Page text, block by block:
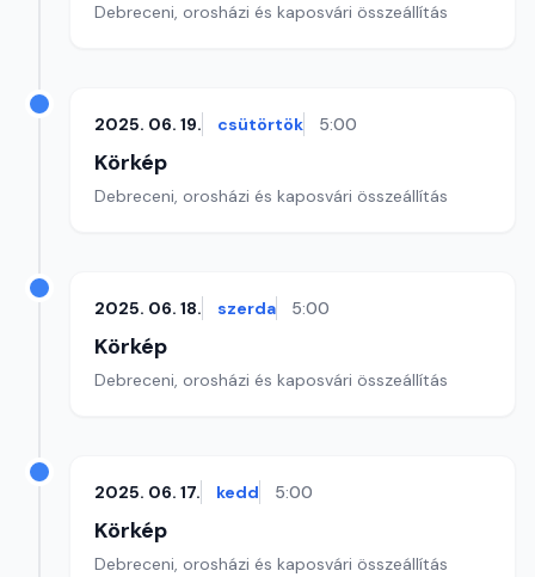
Debreceni, orosházi és kaposvári összeállítás
2025. 06. 19. csütörtök 5:00
Körkép
Debreceni, orosházi és kaposvári összeállítás
2025. 06. 18. szerda 5:00
Körkép
Debreceni, orosházi és kaposvári összeállítás
2025. 06. 17. kedd 5:00
Körkép
Debreceni, orosházi és kaposvári összeállítás